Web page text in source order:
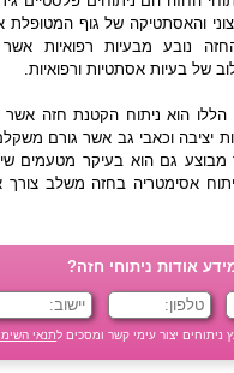
והאסתטיקה של גוף
נובע מבעיות רפואיות
של בעיות אסתטיות ורפואיות.
הוא ניתוח הקטנת חזה אשר
יציבה וכאבי גב אשר גורם
מבוצע גם הוא בעיקר מטעמים
אסימטריה בחזה משלב
אודות ניתוחי חזה?
ניתוחים יצור עימי קשר ומסכים לתנאי